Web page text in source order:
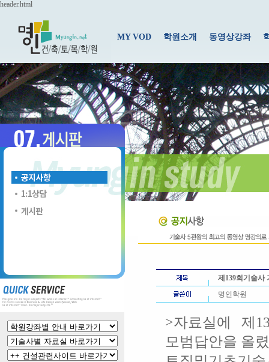
header.html
MY VOD 학원소개 동영상강좌
제139회기술사
명인학원
>자료실에 제
모범답안을 올